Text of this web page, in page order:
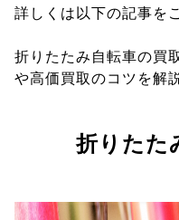
詳しくは以下の記事を
折りたたみ自転車の買
や高価買取のコツを解
折りたた